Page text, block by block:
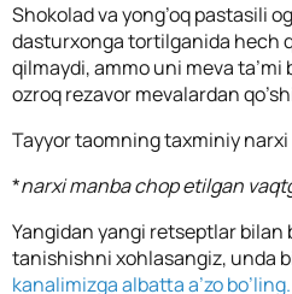
Shokolad va yong’oq pastasili
dasturxonga tortilganida hech
qilmaydi, ammo uni meva
ozroq rezavor mevalardan
Tayyor taomning taxminiy narxi
*narxi manba chop etilgan
Yangidan yangi retseptlar bilan
tanishishni xohlasangiz, unda
kanalimizga albatta a’zo bo’ling.